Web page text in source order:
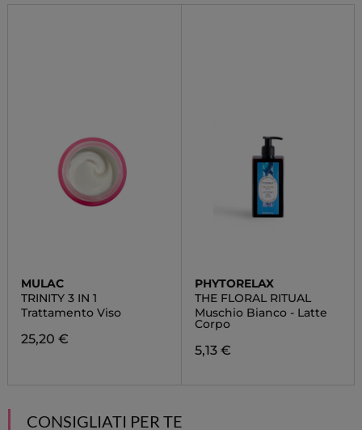
MULAC
TRINITY 3 IN 1
Trattamento Viso
25,20 €
PHYTORELAX
THE FLORAL RITUAL
Muschio Bianco - Latte
Corpo
5,13 €
CONSIGLIATI PER TE